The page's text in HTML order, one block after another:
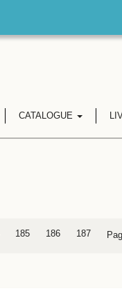
CATALOGUE
185 186 187